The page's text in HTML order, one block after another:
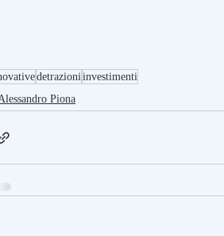
detrazioniinvestimenti
Piona